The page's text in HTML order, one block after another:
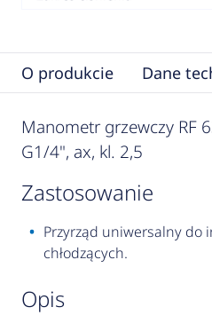
O produkcie Dane
Manometr grzewczy RF
G1/4", ax, kl. 2,5
zastosowanie
Przyrząd uniwersalny do
chłodzących.
opis